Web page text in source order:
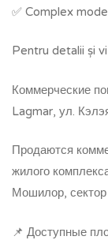
✅ Complex
Pentru detalii și
Коммерческие
Lagmar, ул.
Продаются
жилого
Мошилор,
📌 Доступные